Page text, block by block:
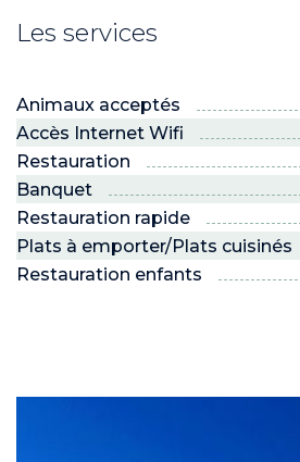
Les services
Animaux acceptés
Accès Internet Wifi
Restauration
Banquet
Restauration rapide
Plats à emporter/Plats cuisinés
Restauration enfants